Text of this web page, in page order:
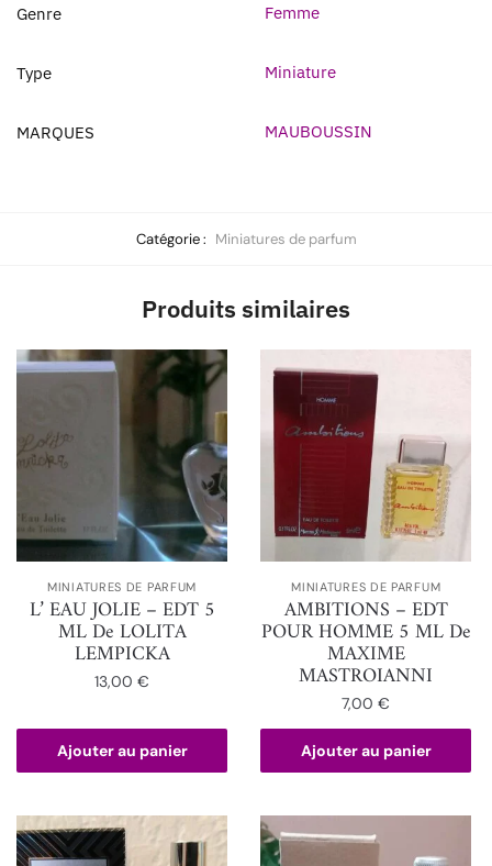
Genre Femme
Type Miniature
MARQUES MAUBOUSSIN
Catégorie : Miniatures de parfum
Produits similaires
MINIATURES DE PARFUM
L’ EAU JOLIE – EDT 5
ML De LOLITA
LEMPICKA
13,00€
Ajouter au panier
MINIATURES DE PARFUM
AMBITIONS – EDT
POUR HOMME 5 ML De
MAXIME
MASTROIANNI
7,00€
Ajouter au panier